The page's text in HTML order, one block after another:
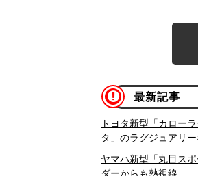
最新記事
トヨタ新型「カロー
タ」のラグジュアリ
ヤマハ新型「丸目ス
ダーからも熱視線